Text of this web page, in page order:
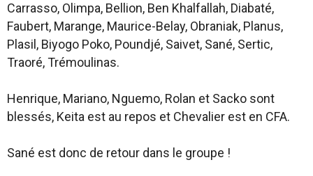
Carrasso, Olimpa, Bellion, Ben Khalfallah, Diabaté,
Faubert, Marange, Maurice-Belay, Obraniak, Planus,
Plasil, Biyogo Poko, Poundjé, Saivet, Sané, Sertic,
Traoré, Trémoulinas.
Henrique, Mariano, Nguemo, Rolan et Sacko sont
blessés, Keita est au repos et Chevalier est en CFA.
Sané est donc de retour dans le groupe !